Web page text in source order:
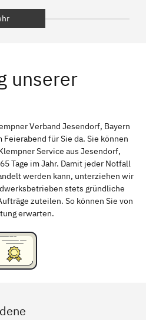
Bamberg
Passau
Rudelsdorf, Mittelfranken
unserer
Verband Jesendorf, Bayern
Feierabend für Sie da. Sie können
Service aus Jesendorf,
Tage im Jahr. Damit jeder Notfall
werden kann, unterziehen wir
stets gründliche
zuteilen. So können Sie von
erwarten.